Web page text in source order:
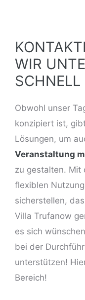
WIR
SCHNELL
Obwohl unser
konzipiert ist,
Lösungen, um
Veranstaltung
zu gestalten. Mit
flexiblen
sicherstellen,
Villa Trufanow
es sich
bei der
unterstützen!
Bereich!